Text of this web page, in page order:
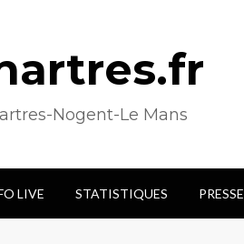
Nogent-Le Mans
LIVE STATISTIQUES PRESSE